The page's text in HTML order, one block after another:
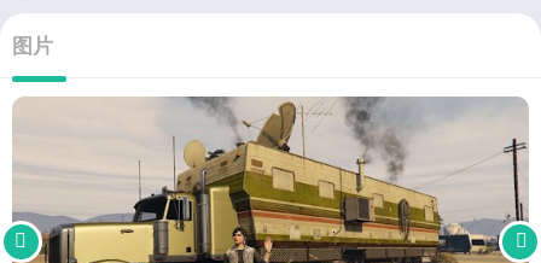
图片